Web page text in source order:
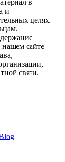
в
и
целях.
нашем сайте
связи.